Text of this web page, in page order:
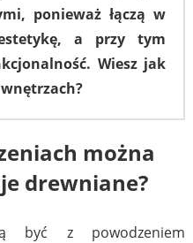
ponieważ łączą w
a przy tym
Wiesz jak
można
drewniane?
być z powodzeniem